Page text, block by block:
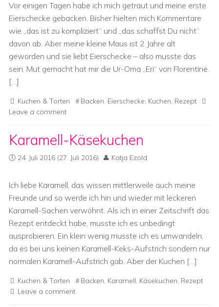
Vor einigen Tagen habe ich mich getraut und meine erste
Eierschecke gebacken. Bisher hielten mich Kommentare
wie „das ist zu kompliziert“ und „das schaffst Du nicht“
davon ab. Aber meine kleine Maus ist 2 Jahre alt
geworden und sie liebt Eierschecke – also musste das
sein. Mut gemacht hat mir die Ur-Oma „Eri“ von Florentine.
[…]
Kuchen & Torten Backen, Eierschecke, Kuchen, Rezept
Leave a comment
Karamell-Käsekuchen
24. Juli 2016 (27. Juli 2016) Katja Ezold
Ich liebe Karamell, das wissen mittlerweile auch meine
Freunde und so werde ich hin und wieder mit leckeren
Karamell-Sachen verwöhnt. Als ich in einer Zeitschrift das
Rezept entdeckt habe, musste ich es unbedingt
ausprobieren. Ein klein wenig musste ich es umwandeln,
da es bei uns keinen Karamell-Keks-Aufstrich sondern nur
normalen Karamell-Aufstrich gab. Aber der Kuchen […]
Kuchen & Torten Backen, Karamell, Käsekuchen, Rezept
Leave a comment